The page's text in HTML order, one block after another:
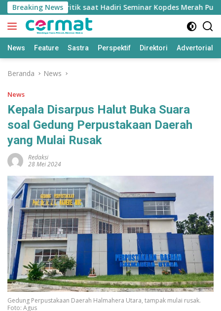
Langsung
ke
konten
Breaking News
Ajukan Kritik saat Hadiri Seminar Kopdes Merah Putih
News Feature Sastra Perspektif Direktori Advertorial
Beranda News
News
Kepala Disarpus Halut Buka Suara
soal Gedung Perpustakaan Daerah
yang Mulai Rusak
Redaksi
28 Mei 2024
Gedung Perpustakaan Daerah Halmahera Utara, tampak mulai rusak.
Foto: Agus